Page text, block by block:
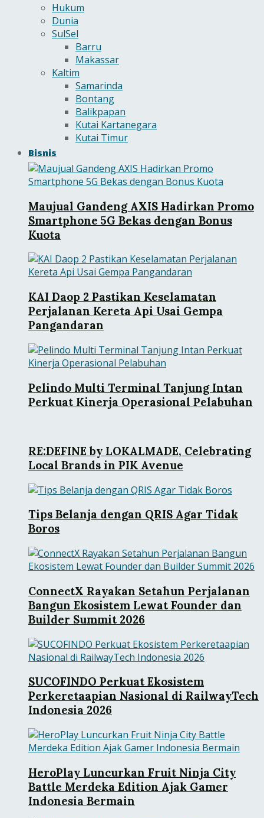
Hukum
Dunia
SulSel
Barru
Makassar
Kaltim
Samarinda
Bontang
Balikpapan
Kutai Kartanegara
Kutai Timur
Bisnis
Maujual Gandeng AXIS Hadirkan Promo
Smartphone 5G Bekas dengan Bonus
Kuota
KAI Daop 2 Pastikan Keselamatan
Perjalanan Kereta Api Usai Gempa
Pangandaran
Pelindo Multi Terminal Tanjung Intan
Perkuat Kinerja Operasional Pelabuhan
RE:DEFINE by LOKALMADE, Celebrating
Local Brands in PIK Avenue
Tips Belanja dengan QRIS Agar Tidak
Boros
ConnectX Rayakan Setahun Perjalanan
Bangun Ekosistem Lewat Founder dan
Builder Summit 2026
SUCOFINDO Perkuat Ekosistem
Perkeretaapian Nasional di RailwayTech
Indonesia 2026
HeroPlay Luncurkan Fruit Ninja City
Battle Merdeka Edition Ajak Gamer
Indonesia Bermain